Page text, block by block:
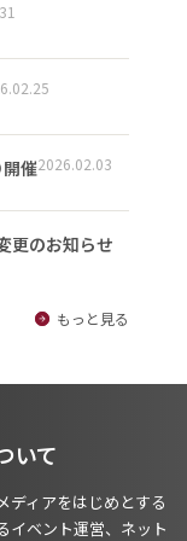
催2026.02.03
更のお知らせ
もっと見る
いて
ディアをはじめとする
イベント運営、ネット